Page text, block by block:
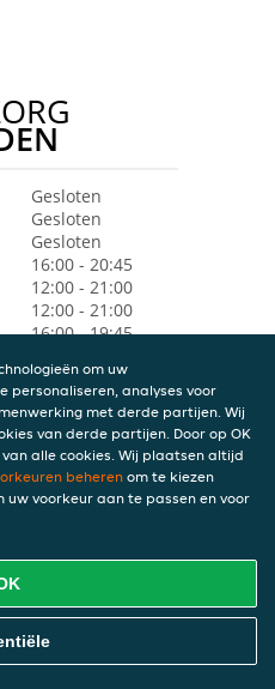
Gesloten
Gesloten
Gesloten
16:00 - 20:45
12:00 - 21:00
12:00 - 21:00
16:00 - 19:45
om uw
personaliseren, analyses voor
met derde partijen. Wij
van derde partijen. Door op OK
alle cookies. Wij plaatsen altijd
beheren om te kiezen
voorkeur aan te passen en voor